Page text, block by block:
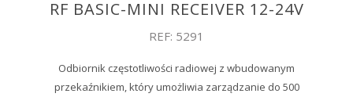
RF BASIC-MINI RECEIVER 12-24V
REF: 5291
Odbiornik częstotliwości radiowej z wbudowanym
przekaźnikiem, który umożliwia zarządzanie do 500